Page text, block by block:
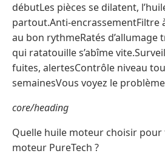
débutLes pièces se dilatent,
partout.Anti-encrassementFiltre
au bon rythmeRatés
qui ratatouille s’abîme
fuites, alertesContrôle niveau
semainesVous voyez le
core/heading
Quelle huile moteur choisir
moteur PureTech ?